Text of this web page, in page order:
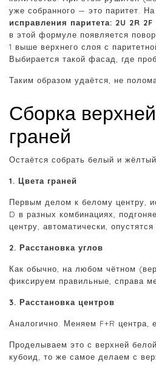
уже собранного — это паритет. На
исправления паритета: 2U 2R 2F
в этой формуле появляется
1 выше верхнего слоя с
Выбирается такой фасад, где
Таким образом удаётся, не
Сборка
граней
Остаётся собрать белый и
1. Цвета граней
Первым делом к белому центру,
D в разных комбинациях,
центру, автоматически,
2. Расстановка углов
Как обычно, на любом чётном
фиксируем правильные, справа
3. Расстановка центров
Аналогично. Меняем F+R центра,
Проделываем это с верхней
кубоид, то же самое делаем с